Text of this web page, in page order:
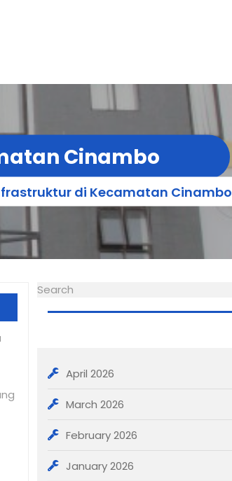
Cinambo
di Kecamatan Cinambo
Search
April 2026
March 2026
February 2026
January 2026